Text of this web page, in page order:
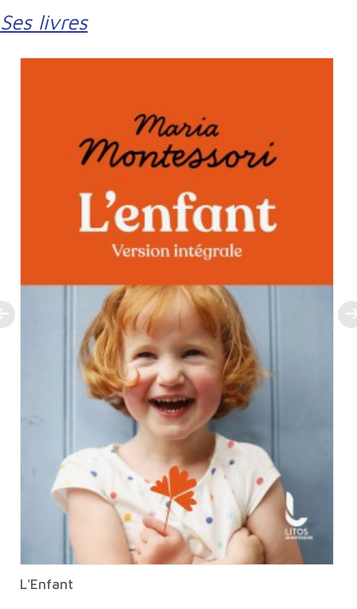
Ses livres
L'Enfant